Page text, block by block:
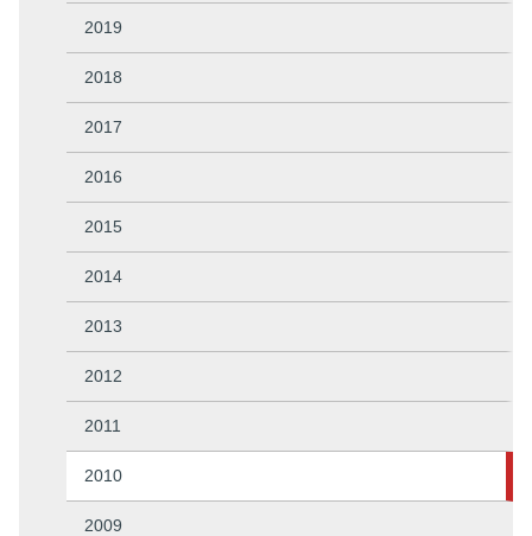
2019
2018
2017
2016
2015
2014
2013
2012
2011
2010
2009